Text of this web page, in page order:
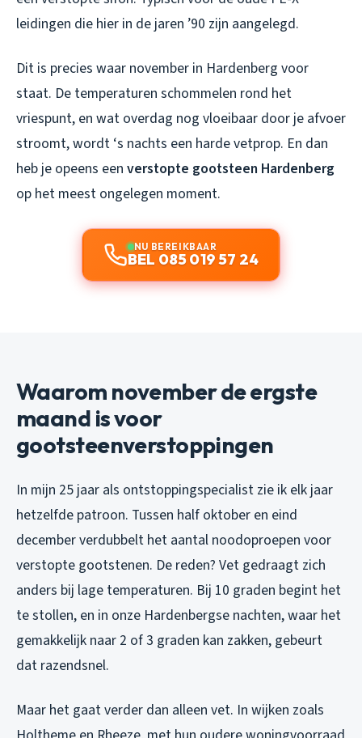
leidingen die hier in de jaren ’90 zijn aangelegd.
Dit is precies waar november in Hardenberg voor
staat. De temperaturen schommelen rond het
vriespunt, en wat overdag nog vloeibaar door je afvoer
stroomt, wordt ‘s nachts een harde vetprop. En dan
heb je opeens een verstopte gootsteen Hardenberg
op het meest ongelegen moment.
NU BEREIKBAAR
BEL 085 019 57 24
Waarom november de ergste
maand is voor
gootsteenverstoppingen
In mijn 25 jaar als ontstoppingspecialist zie ik elk jaar
hetzelfde patroon. Tussen half oktober en eind
december verdubbelt het aantal noodoproepen voor
verstopte gootstenen. De reden? Vet gedraagt zich
anders bij lage temperaturen. Bij 10 graden begint het
te stollen, en in onze Hardenbergse nachten, waar het
gemakkelijk naar 2 of 3 graden kan zakken, gebeurt
dat razendsnel.
Maar het gaat verder dan alleen vet. In wijken zoals